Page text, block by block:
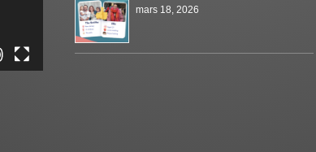
mars 18, 2026